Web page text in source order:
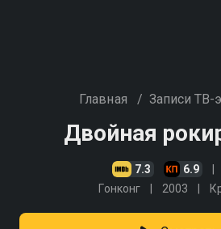
Главная / Записи ТВ-
Двойная
7.3 6.9
Гонконг 2003